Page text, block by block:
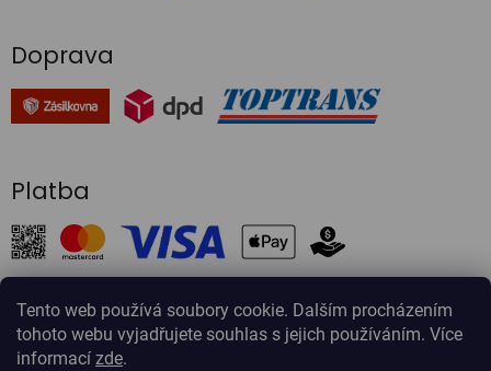
Tento web používá soubory cookie. Dalším procházením
tohoto webu vyjadřujete souhlas s jejich používáním. Více
informací zde.
Doprava
Platba
Vytvořil Shoptet